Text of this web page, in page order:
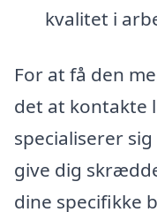
kvalitet i
For at få den
det at kontakte
specialiserer sig
give dig
dine specifikke